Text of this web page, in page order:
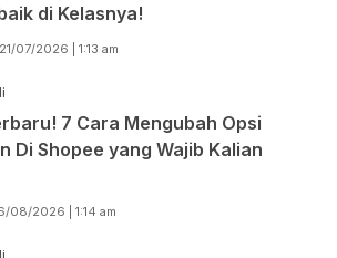
di Kelasnya!
21/07/2026 | 1:13 am
7 Cara Mengubah Opsi
Di Shopee yang Wajib Kalian
08/2026 | 1:14 am